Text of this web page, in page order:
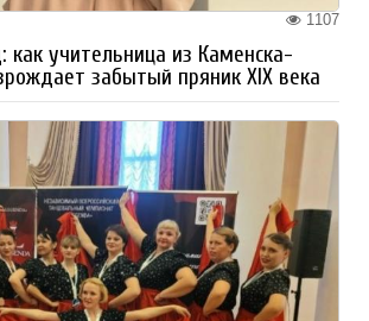
1107
как учительница из Каменска-
забытый пряник XIX века